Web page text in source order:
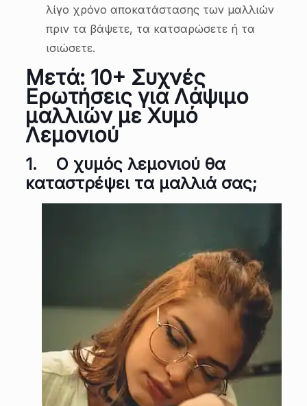
λίγο χρόνο αποκατάστασης των μαλλιών
πριν τα βάψετε, τα κατσαρώσετε ή τα
ισιώσετε.
Μετά: 10+ Συχνές
Ερωτήσεις για Λάψιμο
μαλλιών με Χυμό
Λεμονιού
1. Ο χυμός λεμονιού θα
καταστρέψει τα μαλλιά σας;